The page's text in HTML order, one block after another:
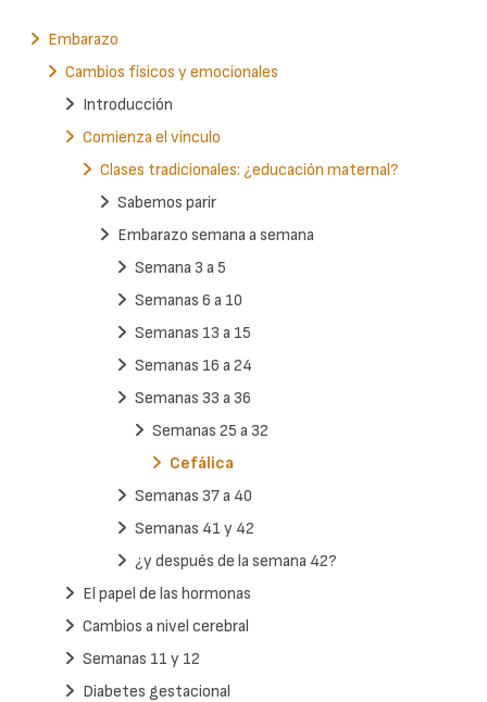
Embarazo
Cambios físicos y emocionales
Introducción
Comienza el vínculo
Clases tradicionales: ¿educación maternal?
Sabemos parir
Embarazo semana a semana
Semana 3 a 5
Semanas 6 a 10
Semanas 13 a 15
Semanas 16 a 24
Semanas 33 a 36
Semanas 25 a 32
Cefálica
Semanas 37 a 40
Semanas 41 y 42
¿y después de la semana 42?
El papel de las hormonas
Cambios a nivel cerebral
Semanas 11 y 12
Diabetes gestacional